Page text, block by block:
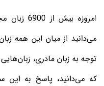
امروزه بیش
می‌دانید از میان این همه
توجه به زبان مادری،
که می‌دانید، پاسخ به این